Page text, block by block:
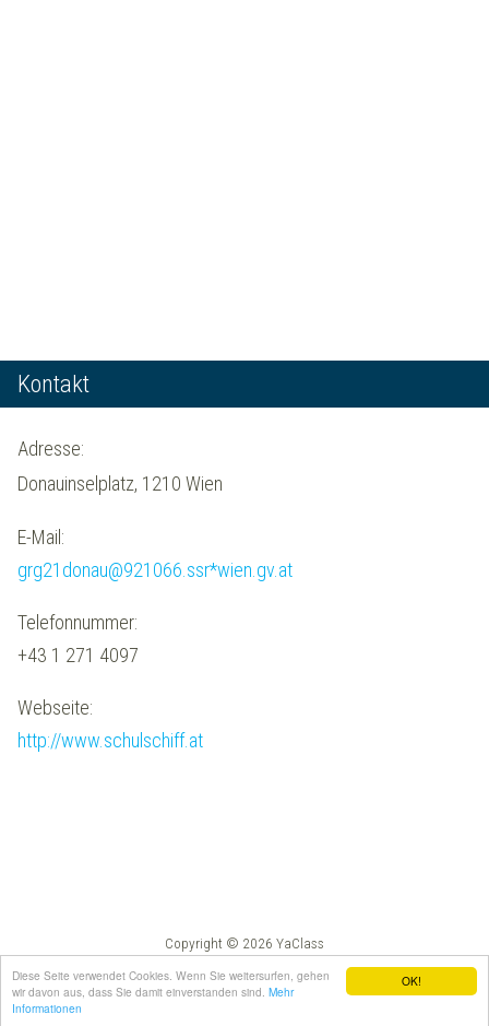
OK!
Diese Seite verwendet Cookies. Wenn Sie weitersurfen, gehen
wir davon aus, dass Sie damit einverstanden sind. Mehr
Informationen
Kontakt
Adresse:
Donauinselplatz, 1210 Wien
E-Mail:
grg21donau@921066.ssr*wien.gv.at
Telefonnummer:
+43 1 271 4097
Webseite:
http://www.schulschiff.at
Copyright © 2026 YaClass
Impressum
AGB